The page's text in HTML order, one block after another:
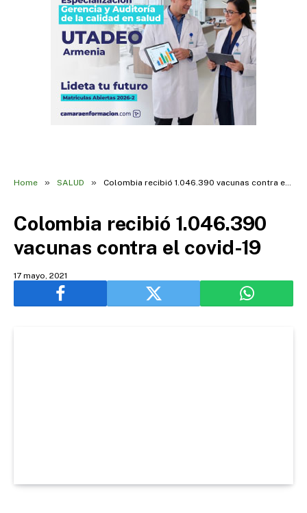
Home » SALUD » Colombia recibió 1.046.390 vacunas contra el covid-19
Colombia recibió 1.046.390
vacunas contra el covid-19
17 mayo, 2021